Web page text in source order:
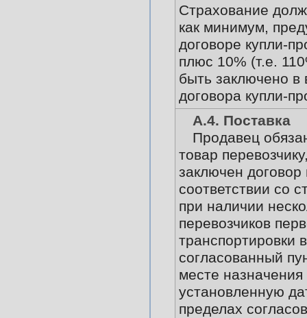
Страхование
как минимум,
договоре купли-
плюс 10% (т.е.
быть заключено в
договора купли-
А.4. Поставка
Продавец
товар
заключен договор
соответствии со
при наличии
перевозчиков
транспортировки в
согласованный
месте назначения
установленную
пределах